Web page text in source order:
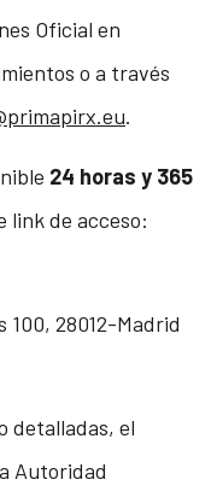
Oficial en
o a través
.
24 horas y 365
link de acceso:
100, 28012-Madrid
detalladas, el
Autoridad